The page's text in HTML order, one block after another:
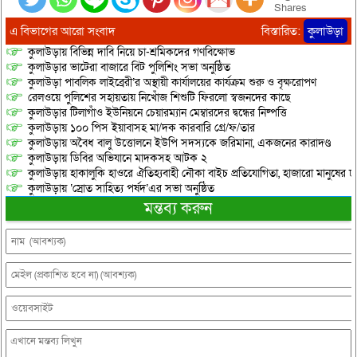
Shares
এ বিভাগের আরো সংবাদ বিস্তারিত: কুলাউড়া
কুলাউড়ায় বিভিন্ন দাবি নিয়ে চা-শ্রমিকদের গণবিক্ষোভ
কুলাউড়ার ভাটেরা বাজারে বিট পুলিশিং সভা অনুষ্ঠিত
কুলাউড়া পাবলিক লাইব্রেরী’র অস্থায়ী কার্যালয়ের কার্যক্রম শুরু ও বৃক্ষরোপণ
রেলওয়ে পুলিশের সহায়তায় নিখোঁজ শিশুটি ফিরলো স্বজনদের কাছে
কুলাউড়ার টিলাগাঁও ইউনিয়নে চেয়ারম্যান মেম্বারদের দ্বন্ধের নিষ্পত্তি
কুলাউড়ায় ১০০ পিস ইয়াবাসহ মা/দক কারবারি গ্রে/ফ/তার
কুলাউড়ায় অবৈধ বালু উত্তোলনে ইউপি সদস্যকে জরিমানা, একজনের কারাদণ্ড
কুলাউড়ায় ডিবির অভিযানে মাদকসহ আটক ২
কুলাউড়ায় হাকালুকি হাওরে ঐতিহ্যবাহী নৌকা বাইচ প্রতিযোগিতা, হাজারো মানুষের
কুলাউড়ায় ‘স্রোত সাহিত্য পর্ষদ’এর সভা অনুষ্ঠিত
মন্তব্য করুন